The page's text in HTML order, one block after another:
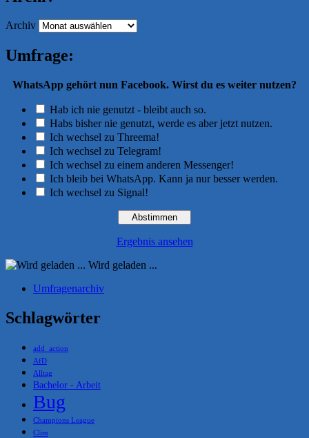
Archiv
Umfrage:
WhatsApp gehört nun Facebook. Wirst du es weiter nutzen?
Hab ich nie genutzt - bleibt auch so.
Habs bisher nie genutzt, werde es aber jetzt nutzen.
Ich wechsel zu Threema!
Ich wechsel zu Telegram!
Ich wechsel zu einem anderen Messenger!
Ich bleib bei WhatsApp. Kann ja nur besser werden.
Ich wechsel zu Signal!
Ergebnis ansehen
Wird geladen ...
Umfragenarchiv
Schlagwörter
add_action
AfD
Alltag
Bachelor - Arbeit
Bug
Champions League
Clim